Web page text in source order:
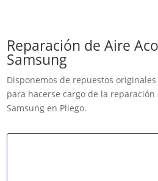
Reparación de Aire
Samsung
Disponemos de repuestos
para hacerse cargo de la
Samsung en Pliego.